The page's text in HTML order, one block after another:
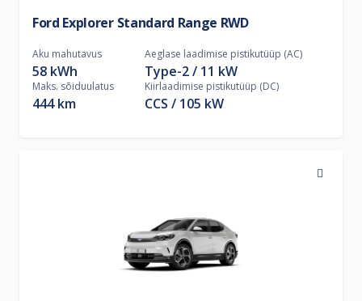
Ford Explorer Standard Range RWD
Aku mahutavus
58 kWh
Maks. sõiduulatus
444 km
Aeglase laadimise pistikutüüp (AC)
Type-2 11 kW
Kiirlaadimise pistikutüüp (DC)
CCS 105 kW